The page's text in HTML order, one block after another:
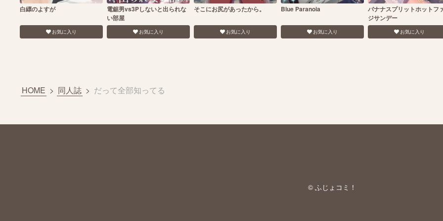
白縹のよすが
お気に入り
電鋸男vs3Pしないと出られな
い部屋
お気に入り
そこにお尻があったから。
お気に入り
Blue Paranoia
お気に入り
バナナスプリットホットフ
ジサンデー
お気に入り
HOME > 同人誌 > だって全部知ってる
© ふじょコミ！